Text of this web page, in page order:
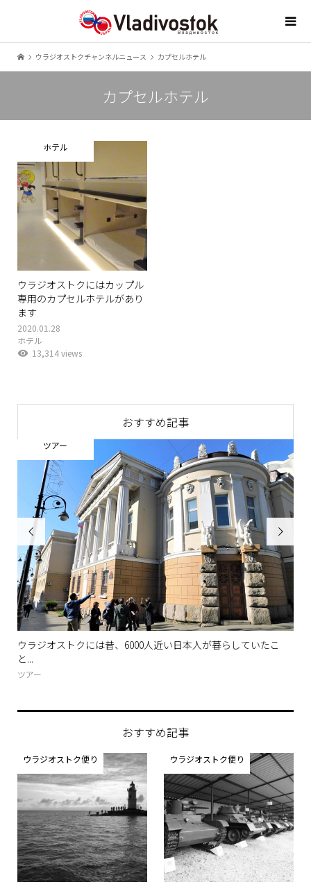
ウラジオストクチャンネルニュース カプセルホテル
カプセルホテル
ホテル
ウラジオストクにはカップル
専用のカプセルホテルがあり
ます
2020.01.28
ホテル
13,314 views
おすすめ記事

らしていたこ 9月25日（土）、ウラジオストク国際マラソンが開

おすすめ記事
ウラジオストク便り ウラジオストク便り